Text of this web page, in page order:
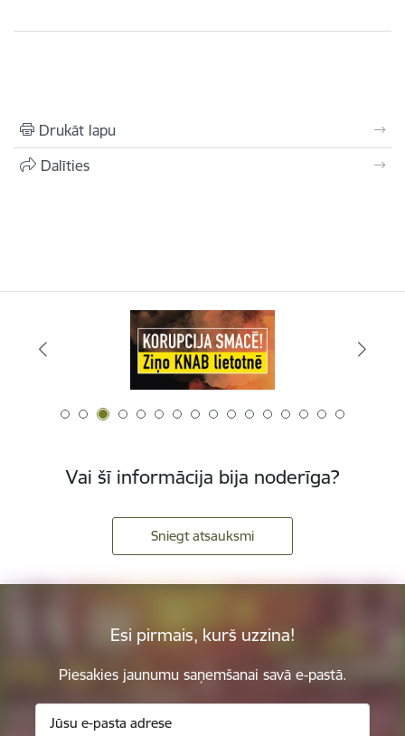
Drukāt lapu
Dalīties
Vai šī informācija bija noderīga?
Sniegt atsauksmi
Esi pirmais, kurš uzzina!
Piesakies jaunumu saņemšanai savā e-pastā.